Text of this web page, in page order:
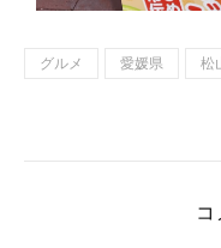
グルメ 愛媛県 松